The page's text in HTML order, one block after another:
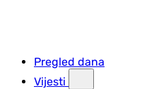
Pregled dana
Vijesti